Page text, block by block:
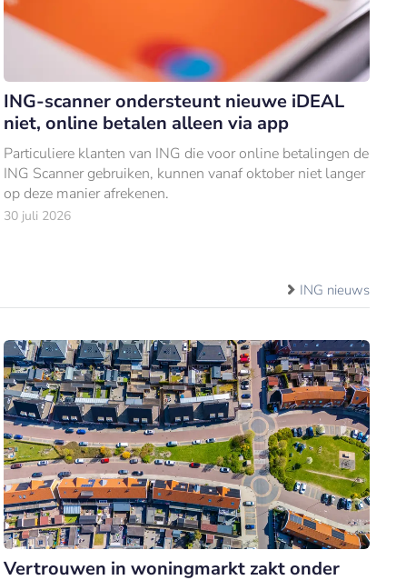
ING-scanner ondersteunt nieuwe iDEAL
niet, online betalen alleen via app
Particuliere klanten van ING die voor online betalingen de
ING Scanner gebruiken, kunnen vanaf oktober niet langer
op deze manier afrekenen.
30 juli 2026
ING nieuws
Vertrouwen in woningmarkt zakt onder